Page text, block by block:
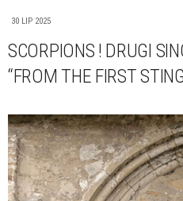
30 LIP 2025
SCORPIONS ! DRUGI
“FROM THE FIRST